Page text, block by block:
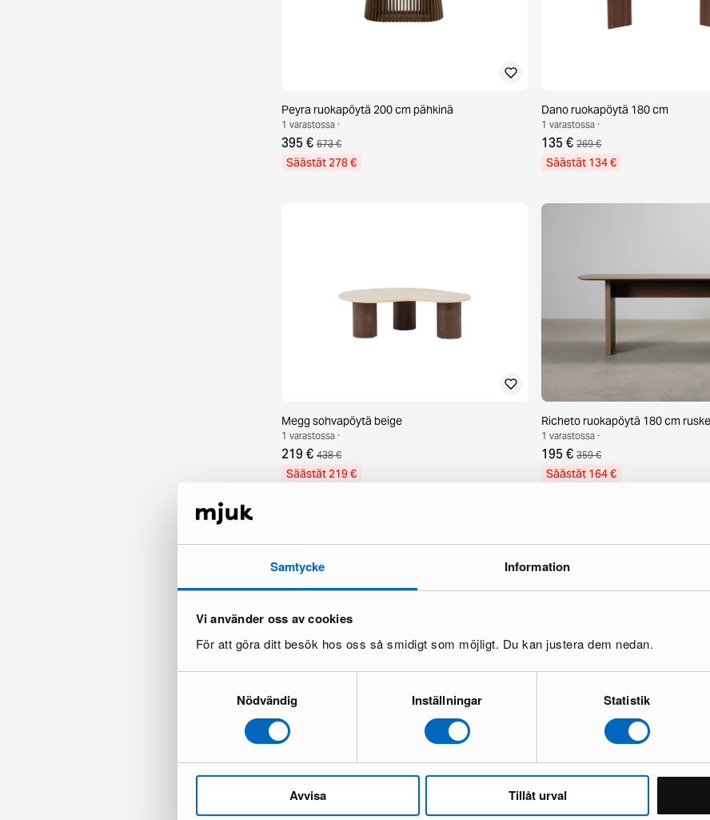
Samtycke Information
Vi använder oss av cookies
För att göra ditt besök hos oss så smidigt som möjligt. Du kan justera dem nedan.
Nödvändig Inställningar Statistik
Avvisa Tillåt urval
Peyra ruokapöytä 200 cm pähkinä
1 varastossa ·
395 € 673 €
Säästät 278 €
Dano ruokapöytä 180 cm
1 varastossa ·
135 € 269 €
Säästät 134 €
Megg sohvapöytä beige
1 varastossa ·
219 € 438 €
Säästät 219 €
Richeto ruokapöytä 180 cm
1 varastossa ·
195 € 359 €
Säästät 164 €
Richeto ruokapöytä 240 cm ruskea
1 varastossa ·
Jarico ruokapöytä 120 cm